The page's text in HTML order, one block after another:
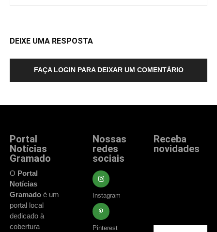
DEIXE UMA RESPOSTA
FAÇA LOGIN PARA DEIXAR UM COMENTÁRIO
Portal
Notícias
Gramado
O Portal
Notícias
Gramado é um
portal local
dedicado à
cobertura
Nossas
redes
sociais
Instagram
Pinterest
Receba
novidades